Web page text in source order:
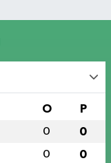
O P
0 0
0 0